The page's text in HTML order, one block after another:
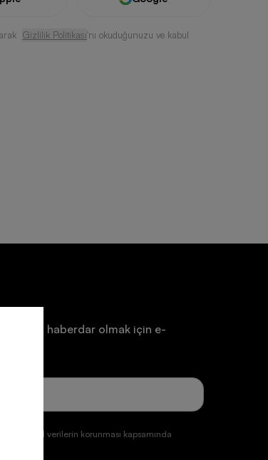
Gizlilik Politikası'nı okuduğunuzu ve kabul
haberdar olmak için e-
kişisel verilerin korunması kapsamında